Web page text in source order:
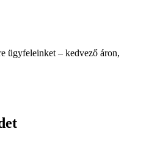
ügyfeleinket – kedvező áron,